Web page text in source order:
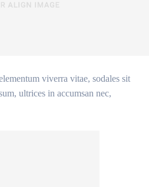
viverra vitae, sodales sit
ultrices in accumsan nec,